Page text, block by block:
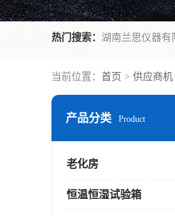
热门搜索：
当前位置： 首页 > 供应商机
产品分类 Product
老化房
恒温恒湿试验箱